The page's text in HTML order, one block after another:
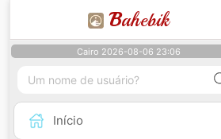
Bahebik
Cairo 2026-08-06 23:06
Início